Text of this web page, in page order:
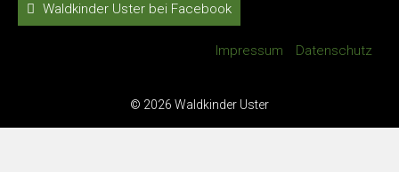
Waldkinder Uster bei Facebook
Impressum Datenschutz
© 2026 Waldkinder Uster